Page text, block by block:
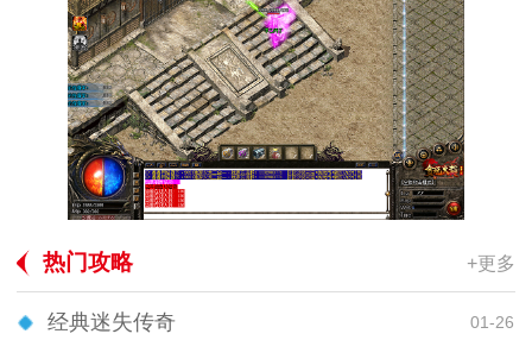
热门攻略 +更多
经典迷失传奇 01-26